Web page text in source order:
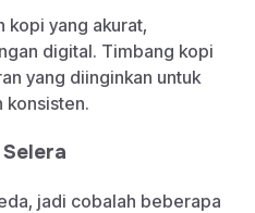
kopi yang akurat,
digital. Timbang kopi
yang diinginkan untuk
konsisten.
jadi cobalah beberapa